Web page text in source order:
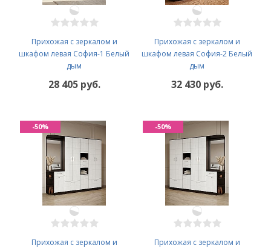
Прихожая с зеркалом и
шкафом левая София-1 Белый
дым
28 405 руб.
Прихожая с зеркалом и
шкафом левая София-2 Белый
дым
32 430 руб.
Прихожая с зеркалом и
-50%
Прихожая с зеркалом и
-50%